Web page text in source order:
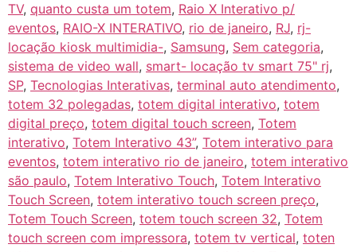
TV, quanto custa um totem, Raio X Interativo p/
eventos, RAIO-X INTERATIVO, rio de janeiro, RJ, rj-
locação kiosk multimidia-, Samsung, Sem categoria,
sistema de video wall, smart- locação tv smart 75" rj,
SP, Tecnologias Interativas, terminal auto atendimento,
totem 32 polegadas, totem digital interativo, totem
digital preço, totem digital touch screen, Totem
interativo, Totem Interativo 43”, Totem interativo para
eventos, totem interativo rio de janeiro, totem interativo
são paulo, Totem Interativo Touch, Totem Interativo
Touch Screen, totem interativo touch screen preço,
Totem Touch Screen, totem touch screen 32, Totem
touch screen com impressora, totem tv vertical, toten